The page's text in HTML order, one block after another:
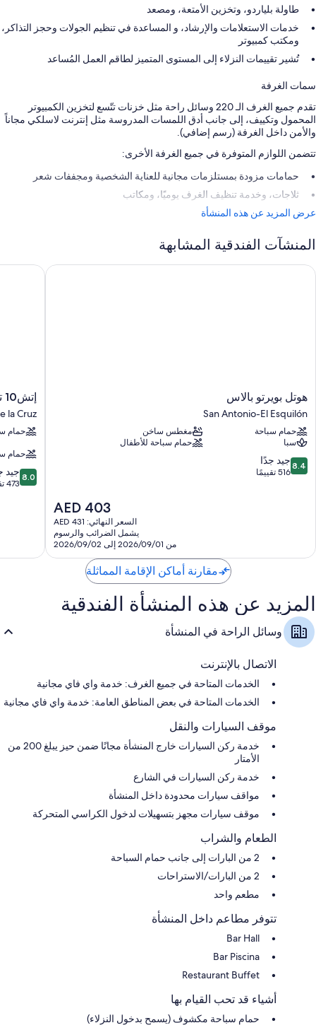
طاولة بلياردو، وتخزين الأمتعة، ومصعد
خدمات الاستعلامات والإرشاد، و المساعدة في تنظيم الجولات وحجز التذاكر،
ومكتب كمبيوتر
تُشير تقييمات النزلاء إلى المستوى المتميز لطاقم العمل المُساعد
سمات الغرفة
تقدم جميع الغرف الـ 220 وسائل راحة مثل خزنات تتّسع لتخزين الكمبيوتر
المحمول وتكييف، إلى جانب أدق اللمسات المدروسة مثل إنترنت لاسلكي مجاناً
والأمن داخل الغرفة (رسم إضافي).
تتضمن اللوازم المتوفرة في جميع الغرفة الأخرى:
حمامات مزودة بمستلزمات مجانية للعناية الشخصية ومجففات شعر
ثلاجات، وخدمة تنظيف الغرف يوميًا، ومكاتب
عرض المزيد عن هذه المنشأة
المنشآت الفندقية المشابهة
هوتل
بويرتو
بالاس
San
Antonio-
El
Esquilón
هوتل بويرتو بالاس
San Antonio-El Esquilón
حمام سباحة
مغطس ساخن
سبا
حمام سباحة للأطفال
8.4
من
8.4 جيد جدًا
516 تقييمًا
السعر
الحالي
هو
AED
403
AED 403
السعر النهائي: AED 431
يشمل الضرائب والرسوم
من 2026/09/01 إلى 2026/09/02
هوتل بويرتو بالاس
إتش10
تينيريفي
بلايا
Puerto
la
Cruz
إتش10 تينيريفي بلايا
la Cruz
حمام
حمام
8.0
من
8.0 جيد
473 تقييمًا
إتش10 تينيريفي بلايا
مقارنة أماكن الإقامة المماثلة
المزيد عن هذه المنشأة الفندقية
وسائل الراحة في المنشأة
الاتصال بالإنترنت
الخدمات المتاحة في جميع الغرف: خدمة واي فاي مجانية
الخدمات المتاحة في بعض المناطق العامة: خدمة واي فاي مجانية
موقف السيارات والنقل
خدمة ركن السيارات خارج المنشأة مجانًا ضمن حيز يبلغ 200 من
الأمتار
خدمة ركن السيارات في الشارع
مواقف سيارات محدودة داخل المنشأة
موقف سيارات مجهز بتسهيلات لدخول الكراسي المتحركة
الطعام والشراب
2 من البارات إلى جانب حمام السباحة
2 من البارات/الاستراحات
مطعم واحد
تتوفر مطاعم داخل المنشأة
Bar Hall
Bar Piscina
Restaurant Buffet
أشياء قد تحب القيام بها
حمام سباحة مكشوف (يسمح بدخول النزلاء)